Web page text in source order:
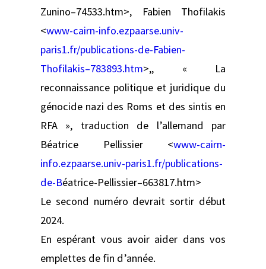
Zunino–74533.htm>, Fabien Thofilakis
<www-cairn-info.ezpaarse.univ-
paris1.fr/publications-de-Fabien-
Thofilakis–783893.htm>,, « La
reconnaissance politique et juridique du
génocide nazi des Roms et des sintis en
RFA », traduction de l’allemand par
Béatrice Pellissier <www-cairn-
info.ezpaarse.univ-paris1.fr/publications-
de-Béatrice-Pellissier–663817.htm>
Le second numéro devrait sortir début
2024.
En espérant vous avoir aider dans vos
emplettes de fin d’année.